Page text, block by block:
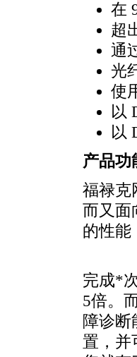
在
超
通
光
使
以
以
产品功
福禄克
而又面
的性能
完成*
5倍。
障诊断
置，并